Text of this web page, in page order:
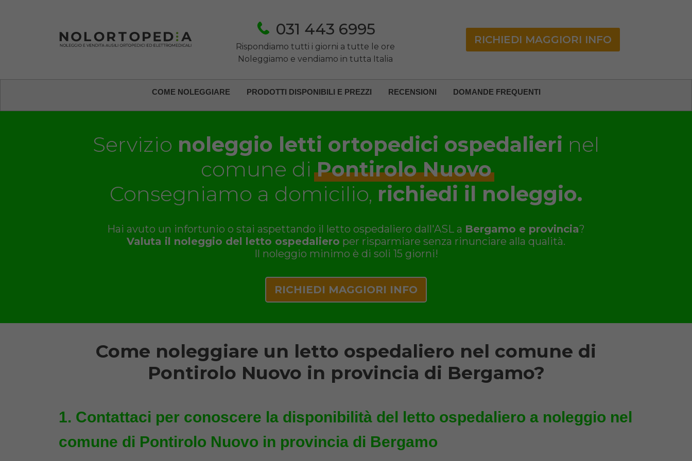
031 443 6995
Rispondiamo tutti i giorni a tutte le ore
Noleggiamo e vendiamo in tutta Italia
RICHIEDI MAGGIORI INFO
COME NOLEGGIARE PRODOTTI DISPONIBILI E PREZZI RECENSIONI DOMANDE FREQUENTI
Servizio noleggio letti ortopedici ospedalieri nel
comune diPontirolo Nuovo
Consegniamo a domicilio, richiedi il noleggio.
Hai avuto un infortunio o stai aspettando il letto ospedaliero dall'ASL a Bergamo e provincia?
Valuta il noleggio del letto ospedaliero per risparmiare senza rinunciare alla qualità.
Il noleggio minimo è di soli 15 giorni!
RICHIEDI MAGGIORI INFO
Come noleggiare un letto ospedaliero nel comune di
Pontirolo Nuovo in provincia di Bergamo?
Contattaci per conoscere la disponibilità del letto ospedaliero a noleggio nel
comune di Pontirolo Nuovo in provincia di Bergamo